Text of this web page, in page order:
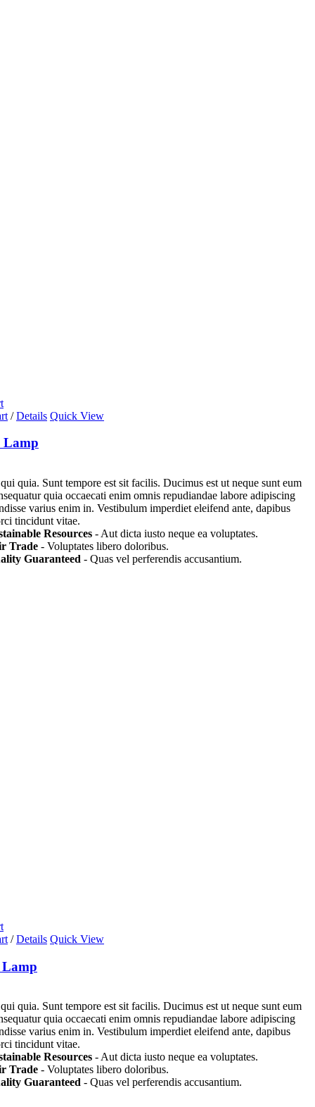
/ Details Quick View
Lamp
quia. Sunt tempore est sit facilis. Ducimus est ut neque sunt eum
quia occaecati enim omnis repudiandae labore adipiscing
varius enim in. Vestibulum imperdiet eleifend ante, dapibus
tincidunt vitae.
Resources - Aut dicta iusto neque ea voluptates.
Trade - Voluptates libero doloribus.
Guaranteed - Quas vel perferendis accusantium.
/ Details Quick View
quia. Sunt tempore est sit facilis. Ducimus est ut neque sunt eum
quia occaecati enim omnis repudiandae labore adipiscing
varius enim in. Vestibulum imperdiet eleifend ante, dapibus
tincidunt vitae.
Resources - Aut dicta iusto neque ea voluptates.
Trade - Voluptates libero doloribus.
Guaranteed - Quas vel perferendis accusantium.